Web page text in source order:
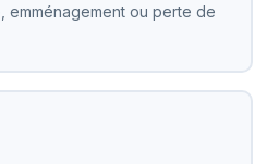
emménagement ou perte de